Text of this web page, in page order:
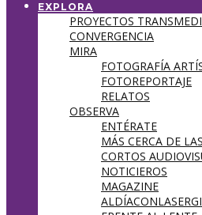
EXPLORA
PROYECTOS
CONVERGENCIA
MIRA
FOTOGRAFÍA
FOTOREPORTAJE
RELATOS
OBSERVA
ENTÉRATE
MÁS CERCA DE
CORTOS
NOTICIEROS
MAGAZINE